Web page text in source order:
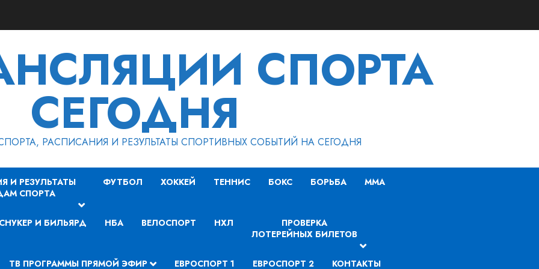
СПОРТА
СЕГОДНЯ
РАСПИСАНИЯ И РЕЗУЛЬТАТЫ СПОРТИВНЫХ СОБЫТИЙ НА СЕГОДНЯ
И РЕЗУЛЬТАТЫ
СПОРТА
ФУТБОЛ ХОККЕЙ ТЕННИС БОКС БОРЬБА MMA
СНУКЕР И БИЛЬЯРД НБА ВЕЛОСПОРТ НХЛ
ПРОВЕРКА
ЛОТЕРЕЙНЫХ БИЛЕТОВ
ТВ ПРОГРАММЫ ПРЯМОЙ ЭФИР ЕВРОСПОРТ 1 ЕВРОСПОРТ 2 КОНТАКТЫ